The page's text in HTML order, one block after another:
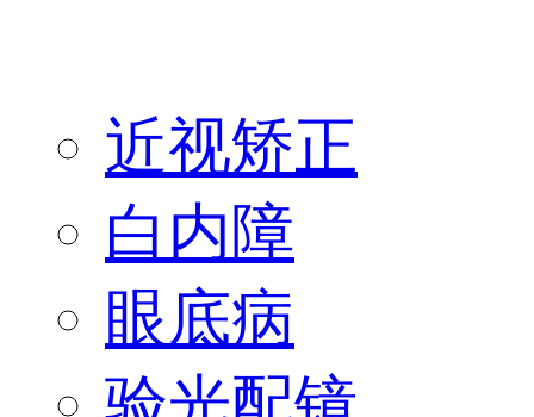
近视矫正
白内障
眼底病